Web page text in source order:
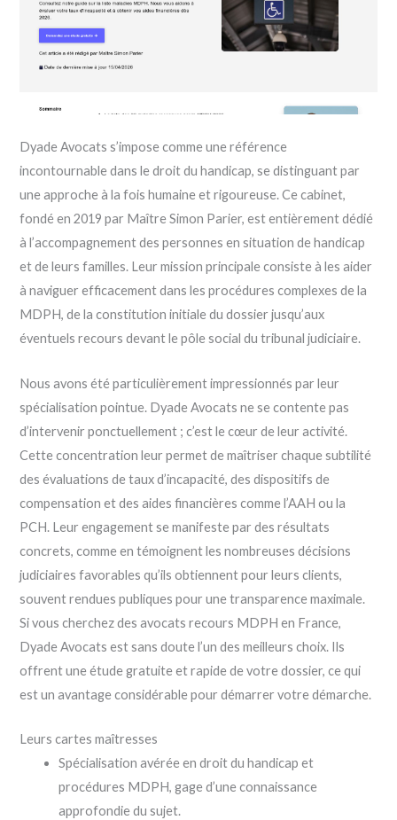
Dyade Avocats s’impose comme une référence
incontournable dans le droit du handicap, se distinguant par
une approche à la fois humaine et rigoureuse. Ce cabinet,
fondé en 2019 par Maître Simon Parier, est entièrement dédié
à l’accompagnement des personnes en situation de handicap
et de leurs familles. Leur mission principale consiste à les aider
à naviguer efficacement dans les procédures complexes de la
MDPH, de la constitution initiale du dossier jusqu’aux
éventuels recours devant le pôle social du tribunal judiciaire.
Nous avons été particulièrement impressionnés par leur
spécialisation pointue. Dyade Avocats ne se contente pas
d’intervenir ponctuellement ; c’est le cœur de leur activité.
Cette concentration leur permet de maîtriser chaque subtilité
des évaluations de taux d’incapacité, des dispositifs de
compensation et des aides financières comme l’AAH ou la
PCH. Leur engagement se manifeste par des résultats
concrets, comme en témoignent les nombreuses décisions
judiciaires favorables qu’ils obtiennent pour leurs clients,
souvent rendues publiques pour une transparence maximale.
Si vous cherchez des avocats recours MDPH en France,
Dyade Avocats est sans doute l’un des meilleurs choix. Ils
offrent une étude gratuite et rapide de votre dossier, ce qui
est un avantage considérable pour démarrer votre démarche.
Leurs cartes maîtresses
Spécialisation avérée en droit du handicap et
procédures MDPH, gage d’une connaissance
approfondie du sujet.